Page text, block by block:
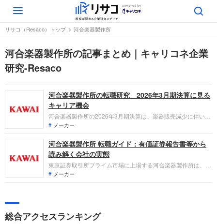
Toggle
navigation
リサコ（Resaco）トップ 河合楽器製作所
河合楽器製作所の記事まとめ｜キャリコネ企業
研究-Resaco
河合楽器製作所の転職研究 2026年3月期決算に見る
キャリア機会
河合楽器製作所の2026年3月期決算は、楽器販売減少に伴い本
業は減益となるも、特益計上等で純利益は大幅増益。「なぜ今
河合楽器製作所なのか？」「転職希望者がどの事業で、どんな
役割を担えるのか」を整理します。
メーカー
河合楽器製作所 転職ガイド：有価証券報告書等から
読み解く会社の実態
東京証券取引所プライム市場に上場する河合楽器製作所は、ピ
アノなどの楽器製造および販売、音楽教室の運営を主力とする
企業です。直近の業績では、鍵盤楽器販売の回復ペースが想定
なる成長を目指しています。
メーカー
総合アクセスランキング